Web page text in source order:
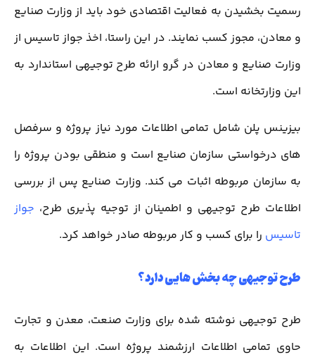
رسمیت بخشیدن به فعالیت اقتصادی خود باید از وزارت صنایع
و معادن، مجوز کسب نمایند. در این راستا، اخذ جواز تاسیس از
وزارت صنایع و معادن در گرو ارائه طرح توجیهی استاندارد به
این وزارتخانه است.
بیزینس پلن شامل تمامی اطلاعات مورد نیاز پروژه و سرفصل
های درخواستی سازمان صنایع است و منطقی بودن پروژه را
به سازمان مربوطه اثبات می کند. وزارت صنایع پس از بررسی
اطلاعات طرح توجیهی و اطمینان از توجیه پذیری طرح، جواز
تاسیس را برای کسب و کار مربوطه صادر خواهد کرد.
طرح توجیهی چه بخش هایی دارد؟
طرح توجیهی نوشته شده برای وزارت صنعت، معدن و تجارت
حاوی تمامی اطلاعات ارزشمند پروژه است. این اطلاعات به